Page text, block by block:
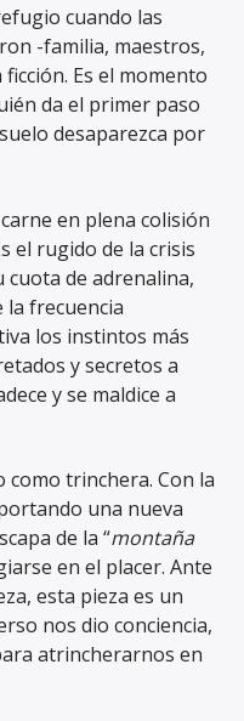
cuando las
-familia, maestros,
Es el momento
da el primer paso
desaparezca por
en plena colisión
el rugido de la crisis
cuota de adrenalina,
la frecuencia
los instintos más
y secretos a
y se maldice a
como trinchera. Con la
una nueva
de la “montaña
en el placer. Ante
esta pieza es un
nos dio conciencia,
atrincherarnos en